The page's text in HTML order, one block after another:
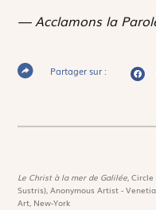
— Acclamons la
Partager sur :
Le Christ à la mer de Galilée,Circle
Sustris), Anonymous Artist -
Art, New-York